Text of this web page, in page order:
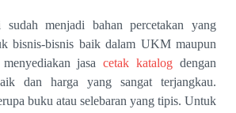
menjadi bahan percetakan yang
bisnis-bisnis baik dalam UKM maupun
jasacetak katalog dengan
dan harga yang sangat terjangkau.
buku atau selebaran yang tipis. Untuk